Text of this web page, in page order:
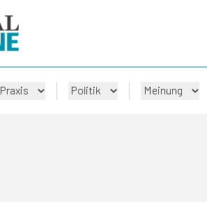
Praxis Politik Meinung